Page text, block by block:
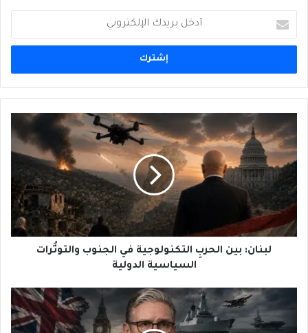
بريدك
الإلكتروني
بين
الحربِ
التكنولوجية
الجنوب
والتوتُّرات
السياسية
الدولية
لبنان: بين الحربِ التكنولوجية في الجنوب والتوتُّرات
السياسية الدولية
بريطانيا
تترَنَّح